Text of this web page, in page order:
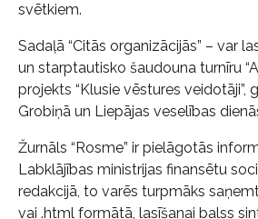
svētkiem.
Sadaļā “Citās organizācijās” – var
un starptautisko šaudouna turnīru
projekts “Klusie vēstures
Grobiņā un Liepājas veselības
Žurnāls “Rosme” ir pielāgotās
Labklājības ministrijas finansētu
redakcijā, to varēs turpmāks
vai .html formātā, lasīšanai balss